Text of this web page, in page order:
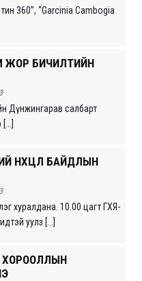
360”, “Garcinia Cambogia
ЖОР БИЧИЛТИЙН
Дүнжингарав салбарт
НӨХЦӨЛ БАЙДЛЫН
хуралдана. 10.00 цагт ГХЯ-
уулз [...]
ХОРООЛЛЫН